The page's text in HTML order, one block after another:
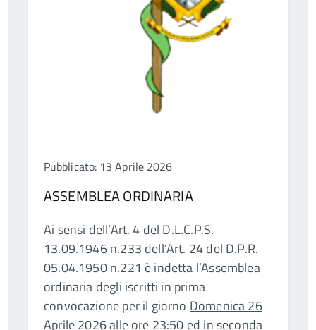
Pubblicato: 13 Aprile 2026
ASSEMBLEA ORDINARIA
Ai sensi dell’Art. 4 del D.L.C.P.S.
13.09.1946 n.233 dell’Art. 24 del D.P.R.
05.04.1950 n.221 è indetta l’Assemblea
ordinaria degli iscritti in prima
convocazione per il giorno Domenica 26
Aprile 2026 alle ore 23:50 ed in seconda